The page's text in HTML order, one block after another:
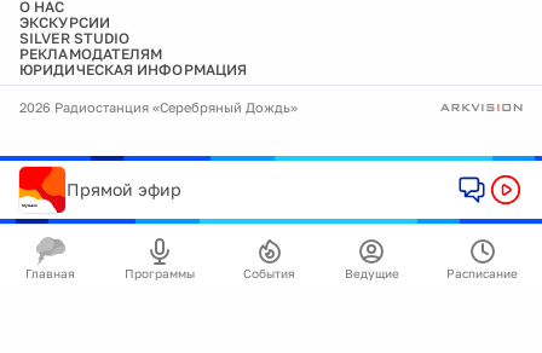
О НАС
ЭКСКУРСИИ
SILVER STUDIO
РЕКЛАМОДАТЕЛЯМ
ЮРИДИЧЕСКАЯ ИНФОРМАЦИЯ
2026 Радиостанция «Серебряный Дождь»
Прямой эфир
Главная Программы События Ведущие Расписание